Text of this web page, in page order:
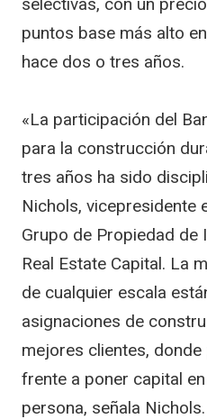
puntos base más alto
hace dos o tres años.
«La participación del
para la construcción
tres años ha sido
Nichols, vicepresidente
Grupo de Propiedad de
Real Estate Capital. La
de cualquier escala
asignaciones de
mejores clientes,
frente a poner capital
persona, señala Nichols.